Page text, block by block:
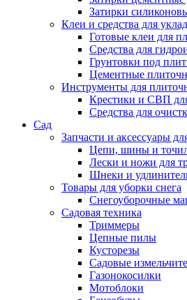
Затирки
Клеи и средства для
Готовые клеи для
Средства для
Грунтовки под
Цементные
Инструменты для
Крестики и СВП
Средства для
Сад
Запчасти и аксессуары
Цепи, шины и
Лески и ножи для
Шнеки и
Товары для уборки снега
Снегоуборочные
Садовая техника
Триммеры
Цепные пилы
Кусторезы
Садовые
Газонокосилки
Мотоблоки